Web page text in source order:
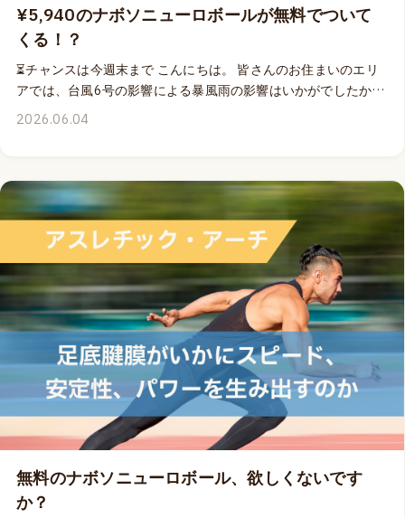
¥5,940のナボソニューロボールが無料でついて
くる！？
⏳チャンスは今週末まで こんにちは。 皆さんのお住まいのエリ
アでは、台風6号の影響による暴風雨の影響はいかがでしたか？
🌧️ 大きな被害などがなかったことをお祈りいたしております。
を応援してくれるもの。 今月の20&21日の2日間、各日2時間ず
つの計4時間の時間枠で、Naboso開発者である足病医Dr.エミリ
ーが提供するMOVEPROウェビナー「アスレチック・アーチ：
足底腱膜がいかにスピード、安定性、パワーを生み出すのか」
では、全身をつなぐファシアのネットワークの弾性リコイルを
最適化し、よりパワフルに、より素速く地面を蹴ることができ
る、より効率的な身体を獲得する秘訣をシェアします 👣⚡ 🎁 こ
のウェビナーと9月5&6日にお届けする「アーチへの過負荷：足
底腱膜炎はなぜ起こるのか その原因と解決策」に同時にお申
し込みをいただくと、Dr.エミリーが開発したNabosoニューロボ
ールを1個無料でプレゼントする特別キャンペーンは、今週末日
曜日、6月7日の23:59までの期間限定です。 私は、2つに割っ
たドーム状のニューロボールを洗面台の前に置いて、歯磨きを
するたびに足底の5つのポイントを刺激しているのですが、ニュ
ーロボールは、足底からの感覚入力にも、血液循環の促進に
も、ファシアへの水和作用向上にも、とにかく便利に役立って
2026.06.04
無料のナボソニューロボール、欲しくないです
か？